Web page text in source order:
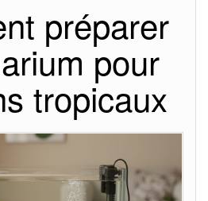
préparer
pour
tropicaux